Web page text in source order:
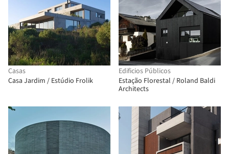
Casas
Casa Jardim / Estúdio Frolik
Edificios Públicos
Estação Florestal / Roland Baldi
Architects